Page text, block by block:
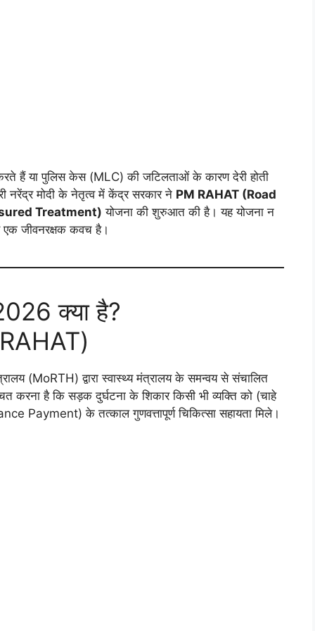
हैं या पुलिस केस (MLC) की जटिलताओं के कारण देरी होती
नरेंद्र मोदी के नेतृत्व में केंद्र सरकार ने PM RAHAT (Road
Treatment) योजना की शुरुआत की है। यह योजना न
एक जीवनरक्षक कवच है।
क्या है?
(MoRTH) द्वारा स्वास्थ्य मंत्रालय के समन्वय से संचालित
करना है कि सड़क दुर्घटना के शिकार किसी भी व्यक्ति को (चाहे
Payment) के तत्काल गुणवत्तापूर्ण चिकित्सा सहायता मिले।